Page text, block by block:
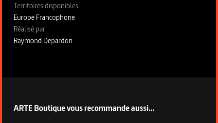
Territoires disponibles
Europe Francophone
Fiche technique section droite
Réalisé par
Raymond Depardon
ARTE Boutique vous recommande aussi...